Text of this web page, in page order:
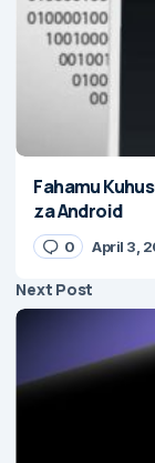
Fahamu
za Android
0 April 3,
Next Post